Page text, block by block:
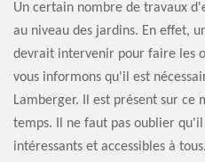
Un certain nombre de travaux
au niveau des jardins. En effet,
devrait intervenir pour faire les
vous informons qu'il est
Lamberger. Il est présent sur ce
temps. Il ne faut pas oublier
intéressants et accessibles à